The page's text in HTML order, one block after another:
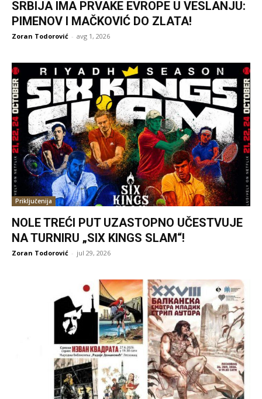
SRBIJA IMA PRVAKE EVROPE U VESLANJU:
PIMENOV I MAČKOVIĆ DO ZLATA!
Zoran Todorović - avg 1, 2026
Priključenija
NOLE TREĆI PUT UZASTOPNO UČESTVUJE
NA TURNIRU „SIX KINGS SLAM“!
Zoran Todorović - jul 29, 2026